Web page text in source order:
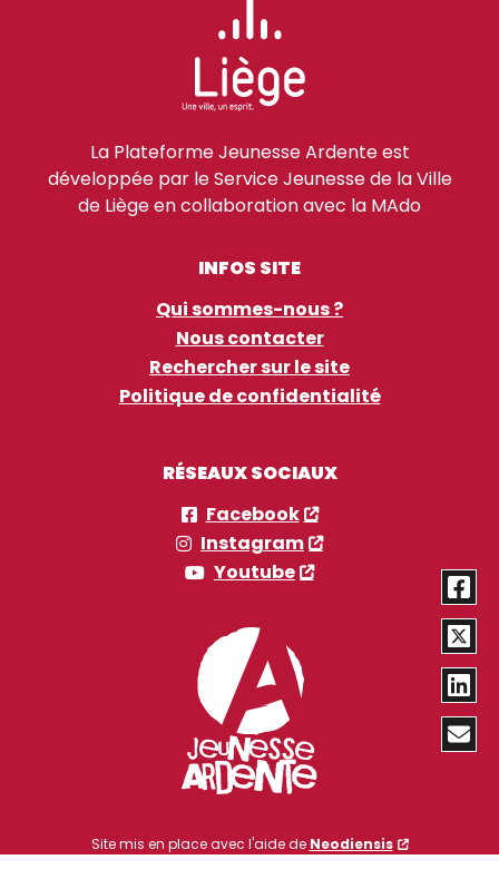
La Plateforme Jeunesse Ardente est
développée par le Service Jeunesse de la Ville
de Liège en collaboration avec la MAdo
INFOS SITE
Qui sommes-nous ?
Nous contacter
Rechercher sur le site
Politique de confidentialité
RÉSEAUX SOCIAUX
Facebook
Instagram
Youtube
Site mis en place avec l'aide de Neodiensis